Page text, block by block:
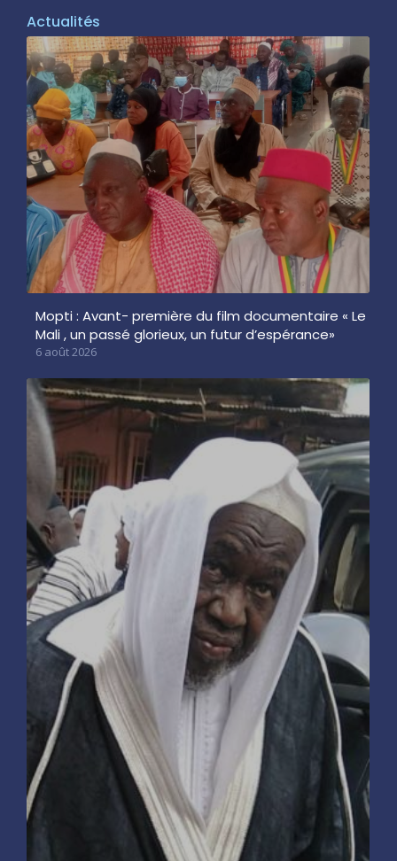
Actualités
Mopti : Avant- première du film documentaire « Le
Mali , un passé glorieux, un futur d’espérance»
6 août 2026